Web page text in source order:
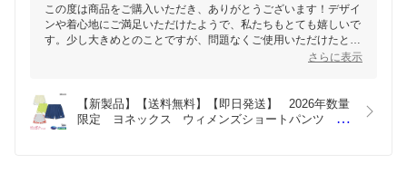
この度は商品をご購入いただき、ありがとうございます！デザイ
ンや着心地にご満足いただけたようで、私たちもとても嬉しいで
す。少し大きめとのことですが、問題なくご使用いただけたとの
ことで安心いたしました。快適にご活用いただけましたら幸いで
さらに表示
【新製品】【送料無料】【即日発送】   2026年数量
限定　ヨネックス   ウィメンズショートパンツ